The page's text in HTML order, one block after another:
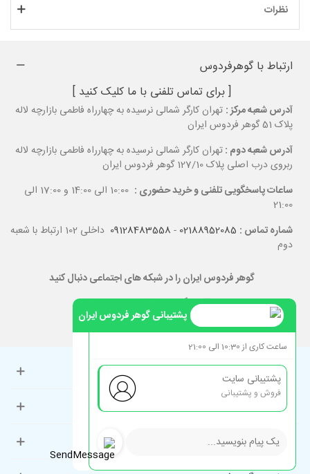
نظرات
ارتباط با گوهرفردوس
[ برای تماس تلفنی با ما کلیک کنید ]
آدرس شعبه مرکز : تهران کارگر شمالی نرسیده به چهارراه فاطمی بازارچه لاله
پلاک 51 گوهر فردوس ایران
آدرس شعبه دوم :تهران کارگر شمالی نرسیده به چهارراه فاطمی بازارچه لاله
ربروی درب اصلی پلاک 127/10 گوهر فردوس ایران
ساعات پاسخگویی تلفنی و خرید حضوری :
10:00 الی 14:00 و 17:00 الی
21:00
شماره تماس : 02188952085
-
09128483558
داخلی 102 ارتباط با شعبه
دوم
گوهر فردوس ایران را در شبکه های اجتماعی دنبال کنید
حساب کاربری
راهنمای مشتریان
دسته‌بندی‌های پرطرفدار
پشتیبانی گوهر فردوس ایران
ساعت کاری از 10:30 الی 21:00
پشتیبانی سایت
فروش و پشتیبانی